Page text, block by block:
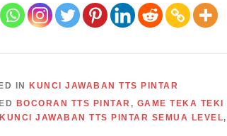
IN
KUNCI JAWABAN TTS PINTAR
BOCORAN TTS PINTAR , GAME TEKA TEKI
KUNCI JAWABAN TTS PINTAR SEMUA LEVEL,